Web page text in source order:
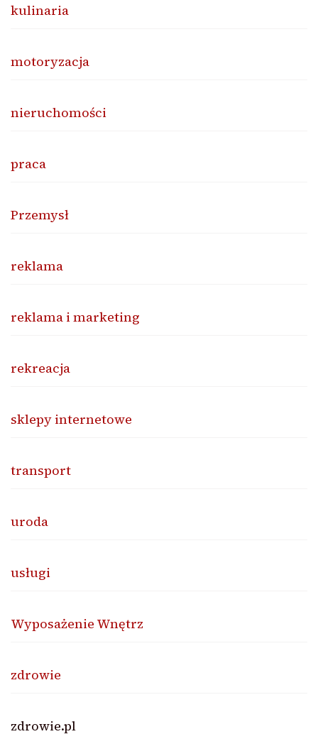
kulinaria
motoryzacja
nieruchomości
praca
Przemysł
reklama
reklama i marketing
rekreacja
sklepy internetowe
transport
uroda
usługi
Wyposażenie Wnętrz
zdrowie
zdrowie.pl